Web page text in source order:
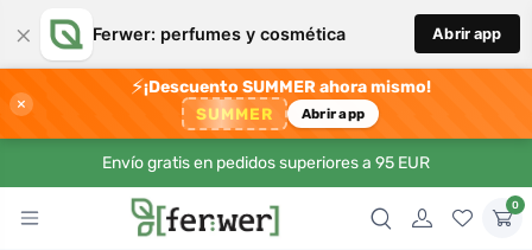
× Ferwer: perfumes y cosmética Abrir app
×
⚡¡Descuento SUMMER ahora mismo!
SUMMER Abrir app
Envío gratis en pedidos superiores a 95 EUR
0